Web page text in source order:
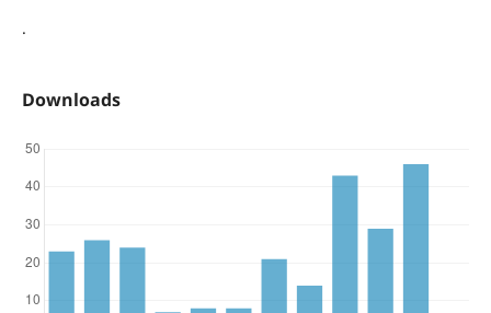
.
Downloads